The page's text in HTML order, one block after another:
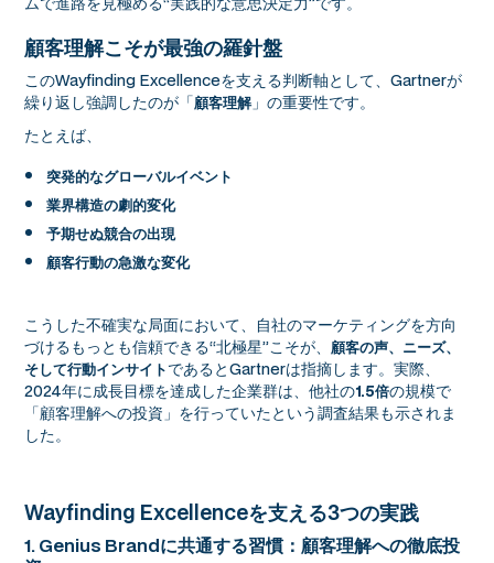
顧客理解こそが最強の羅針盤
このWayfinding Excellenceを支える判断軸として、Gartnerが
繰り返し強調したのが「顧客理解」の重要性です。
たとえば、
突発的なグローバルイベント
業界構造の劇的変化
予期せぬ競合の出現
顧客行動の急激な変化
こうした不確実な局面において、自社のマーケティングを方向
づけるもっとも信頼できる“北極星”こそが、顧客の声、ニーズ、
そして行動インサイトであるとGartnerは指摘します。実際、
2024年に成長目標を達成した企業群は、他社の1.5倍の規模で
「顧客理解への投資」を行っていたという調査結果も示されま
した。
Wayfinding Excellenceを支える3つの実践
1. Genius Brandに共通する習慣：顧客理解への徹底投